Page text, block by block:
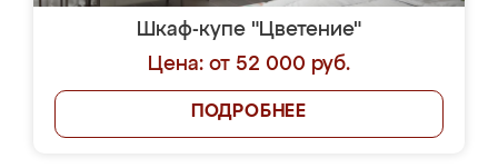
Шкаф-купе "Цветение"
Цена: от 52 000 руб.
ПОДРОБНЕЕ